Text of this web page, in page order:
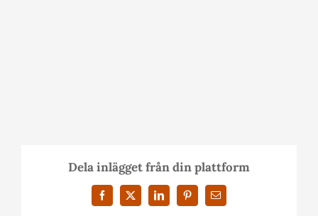
Dela inlägget från din plattform
Facebook
X LinkedInPinterest
E-
post